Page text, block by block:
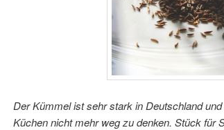
Der Kümmel ist sehr stark in Deutschland
Küchen nicht mehr weg zu denken. Stück für